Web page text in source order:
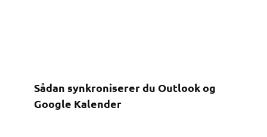
Sådan synkroniserer du Outlook og
Google Kalender